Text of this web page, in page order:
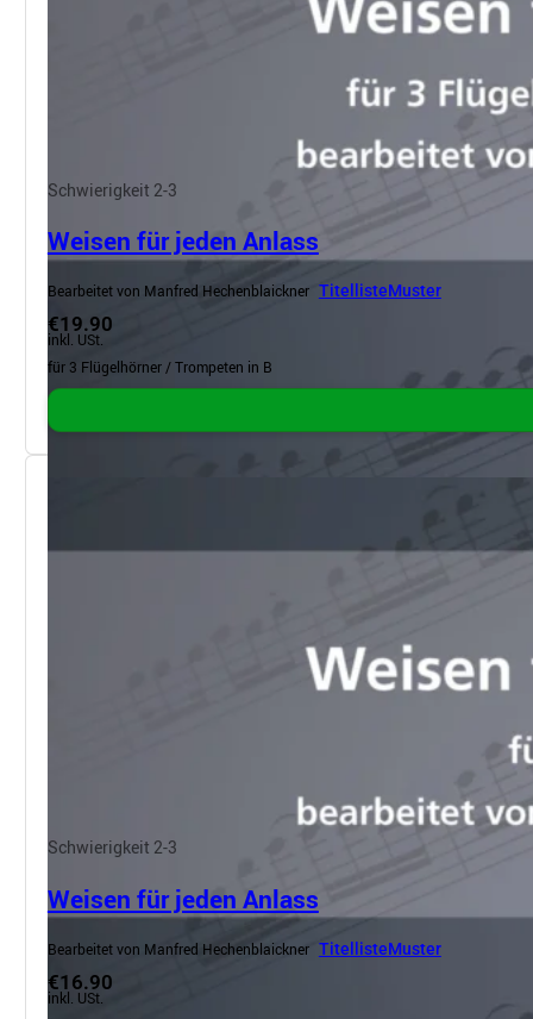
Schwierigkeit 2-3
Weisen für jeden Anlass
Bearbeitet von Manfred Hechenblaickner TitellisteMuster
€19.90
inkl. USt.
für 3 Flügelhörner / Trompeten in B
Schwierigkeit 2-3
Weisen für jeden Anlass
Bearbeitet von Manfred Hechenblaickner TitellisteMuster
€16.90
inkl. USt.